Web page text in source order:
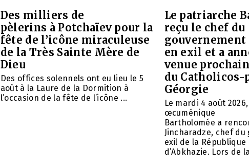
Des milliers de
pèlerins à Potchaïev pour la
fête de l’icône miraculeuse
de la Très Sainte Mère de
Dieu
Des offices solennels ont eu lieu le 5
août à la Laure de la Dormition à
l’occasion de la fête de l’icône ...
Le patriarche
reçu le chef du
gouvernement
en exil et a
venue
du Catholicos-
Géorgie
Le mardi 4 août
œcuménique
Bartholomée a
Jincharadze, chef
exil de la République
d’Abkhazie. Lors de